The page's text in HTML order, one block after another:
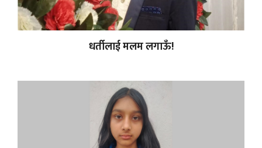
धर्तीलाई मलम लगाऊँ!